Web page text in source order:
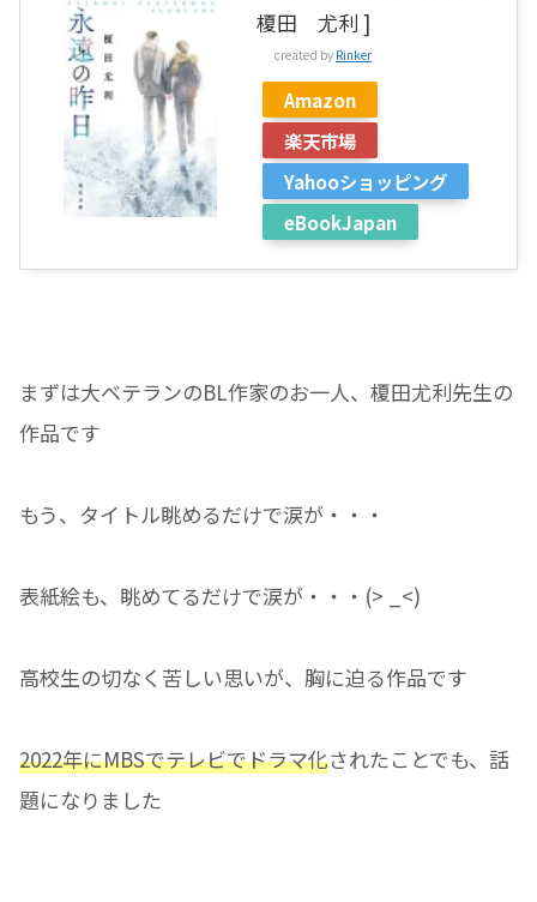
榎田 尤利 ]
created by Rinker
Amazon
楽天市場
Yahooショッピング
eBookJapan
まずは大ベテランのBL作家のお一人、榎田尤利先生の
作品です
もう、タイトル眺めるだけで涙が・・・
表紙絵も、眺めてるだけで涙が・・・(> _<)
高校生の切なく苦しい思いが、胸に迫る作品です
2022年にMBSでテレビでドラマ化されたことでも、話
題になりました